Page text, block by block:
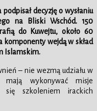
decyzję o wysłaniu
na Bliski Wschód. 150
do Kuwejtu, około 60
komponenty wejdą w skład
Islamskim.
– nie wezmą udziału w
mają wykonywać misje
się szkoleniem irackich